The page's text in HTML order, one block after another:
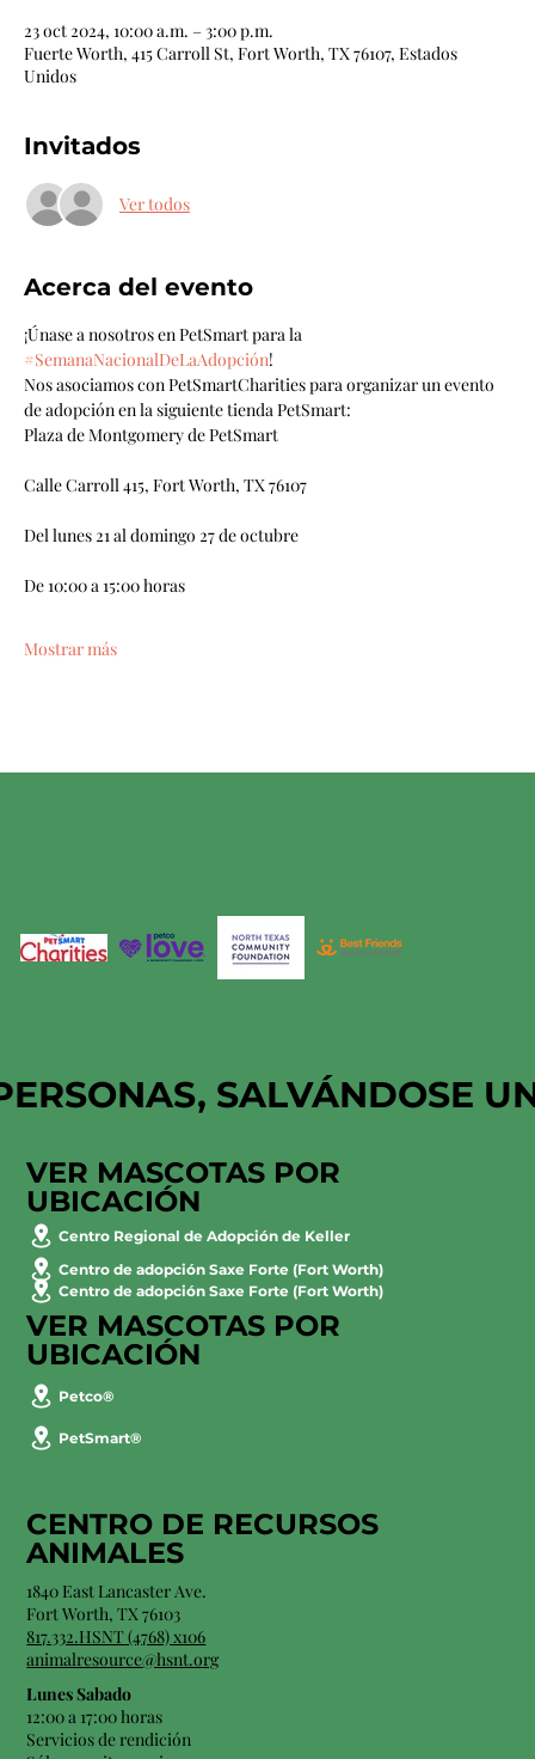
23 oct 2024, 10:00 a.m. – 3:00 p.m.
Fuerte Worth, 415 Carroll St, Fort Worth, TX 76107, Estados
Unidos
Invitados
Ver todos
Acerca del evento
¡Únase a nosotros en PetSmart para la
#SemanaNacionalDeLaAdopción!
Nos asociamos con PetSmartCharities para organizar un evento
de adopción en la siguiente tienda PetSmart:
Plaza de Montgomery de PetSmart
Calle Carroll 415, Fort Worth, TX 76107
Del lunes 21 al domingo 27 de octubre
De 10:00 a 15:00 horas
Mostrar más
SALVÁNDOSE
VER MASCOTAS POR
UBICACIÓN
Centro Regional de Adopción de Keller
Centro de adopción Saxe Forte (Fort Worth)
Centro de adopción Saxe Forte (Fort Worth)
VER MASCOTAS POR
UBICACIÓN
Petco®
PetSmart®
CENTRO DE RECURSOS
ANIMALES
1840 East Lancaster Ave.
Fort Worth, TX 76103
817.332.HSNT (4768) x106
animalresource@hsnt.org
Lunes Sabado
12:00 a 17:00 horas
Servicios de rendición